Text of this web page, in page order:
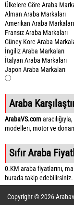
Ülkelere Göre Araba
Alman Araba Markaları
Amerikan Araba Markaları
Fransız Araba Markaları
Güney Kore Araba
İngiliz Araba Markaları
İtalyan Araba Markaları
Japon Araba Markaları
Araba
ArabaVS.com
modelleri, motor ve
Sıfır Araba
0.KM araba fiyatlarını,
burada takip edebilirsiniz.
Copyright © 2026